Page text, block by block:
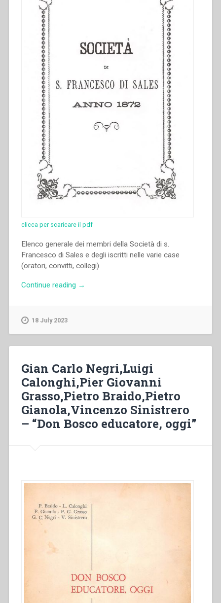
clicca per scaricare il pdf
Elenco generale dei membri della Società di s.
Francesco di Sales e degli iscritti nelle varie case
(oratori, convitti, collegi).
Continue reading “Giovanni
Sales
–
anno
1872”
→
18 July 2023
Gian Carlo Negri,Luigi
Calonghi,Pier Giovanni
Grasso,Pietro Braido,Pietro
Gianola,Vincenzo Sinistrero
– “Don Bosco educatore, oggi”